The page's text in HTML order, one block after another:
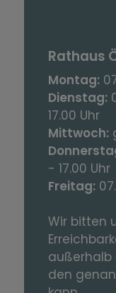
Rathaus
Montag:
Dienstag:
17.00 Uhr
Mittwoch:
- 17.00 Uhr
Freitag:
Wir bitten
außerhalb
den